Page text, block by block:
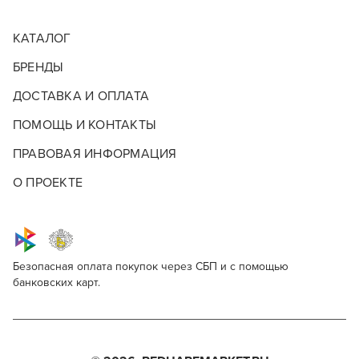
КАТАЛОГ
БРЕНДЫ
ДОСТАВКА И ОПЛАТА
ПОМОЩЬ И КОНТАКТЫ
ПРАВОВАЯ ИНФОРМАЦИЯ
О ПРОЕКТЕ
Безопасная оплата покупок через СБП и с помощью
банковских карт.